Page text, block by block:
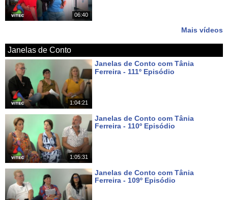
06:40
Mais vídeos
Janelas de Conto
1:04:21
Janelas de Conto com Tânia
Ferreira - 111º Episódio
1:05:31
Janelas de Conto com Tânia
Ferreira - 110º Episódio
Janelas de Conto com Tânia
Ferreira - 109º Episódio